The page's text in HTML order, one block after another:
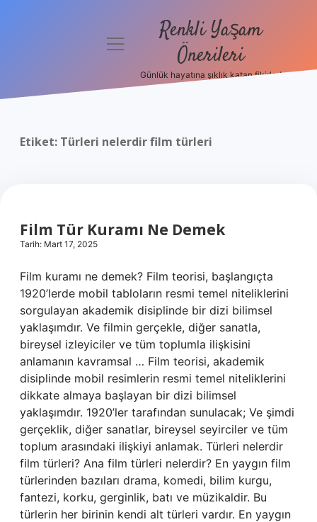
Politikası
menüyü
Renkli Yaşam
Önerileri
Günlük hayatına şıklık katan fikirler!
Etiket: Türleri nelerdir film türleri
Film Tür Kuramı Ne Demek
Tarih: Mart 17, 2025
Film kuramı ne demek? Film teorisi, başlangıçta
1920’lerde mobil tabloların resmi temel niteliklerini
sorgulayan akademik disiplinde bir dizi bilimsel
yaklaşımdır. Ve filmin gerçekle, diğer sanatla,
bireysel izleyiciler ve tüm toplumla ilişkisini
anlamanın kavramsal … Film teorisi, akademik
disiplinde mobil resimlerin resmi temel niteliklerini
dikkate almaya başlayan bir dizi bilimsel
yaklaşımdır. 1920’ler tarafından sunulacak; Ve şimdi
gerçeklik, diğer sanatlar, bireysel seyirciler ve tüm
toplum arasındaki ilişkiyi anlamak. Türleri nelerdir
film türleri? Ana film türleri nelerdir? En yaygın film
türlerinden bazıları drama, komedi, bilim kurgu,
fantezi, korku, gerginlik, batı ve müzikaldir. Bu
türlerin her birinin kendi alt türleri vardır. En yaygın